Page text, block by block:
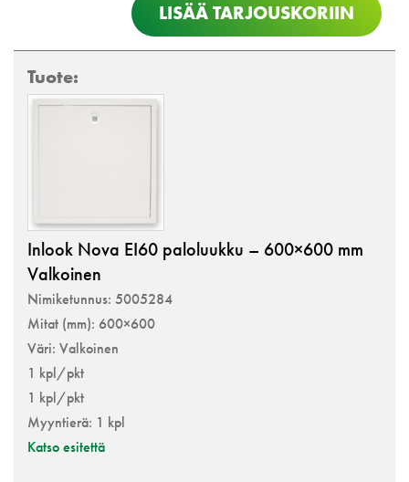
LISÄÄ TARJOUSKORIIN
Inlook Nova EI60 paloluukku – 600×600 mm
Valkoinen
Nimiketunnus: 5005284
Mitat (mm): 600×600
Väri: Valkoinen
1 kpl/pkt
1 kpl/pkt
Myyntierä: 1 kpl
Katso esitettä